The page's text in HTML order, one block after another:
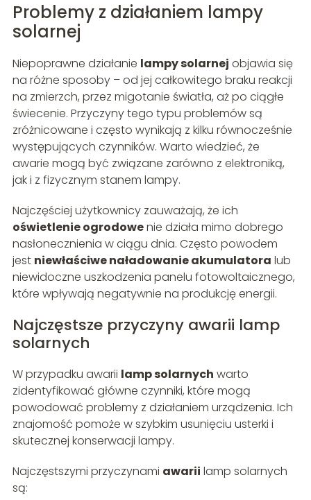
Problemy z działaniem lampy
solarnej
Niepoprawne działanie lampy solarnej objawia się
na różne sposoby – od jej całkowitego braku reakcji
na zmierzch, przez migotanie światła, aż po ciągłe
świecenie. Przyczyny tego typu problemów są
zróżnicowane i często wynikają z kilku równocześnie
występujących czynników. Warto wiedzieć, że
awarie mogą być związane zarówno z elektroniką,
jak i z fizycznym stanem lampy.
Najczęściej użytkownicy zauważają, że ich
oświetlenie ogrodowenie działa mimo dobrego
nasłonecznienia w ciągu dnia. Często powodem
jest niewłaściwe naładowanie akumulatora lub
niewidoczne uszkodzenia panelu fotowoltaicznego,
które wpływają negatywnie na produkcję energii.
Najczęstsze przyczyny awarii lamp
solarnych
W przypadku awarii lamp solarnych warto
zidentyfikować główne czynniki, które mogą
powodować problemy z działaniem urządzenia. Ich
znajomość pomoże w szybkim usunięciu usterki i
skutecznej konserwacji lampy.
Najczęstszymi przyczynami awarii lamp solarnych
są: